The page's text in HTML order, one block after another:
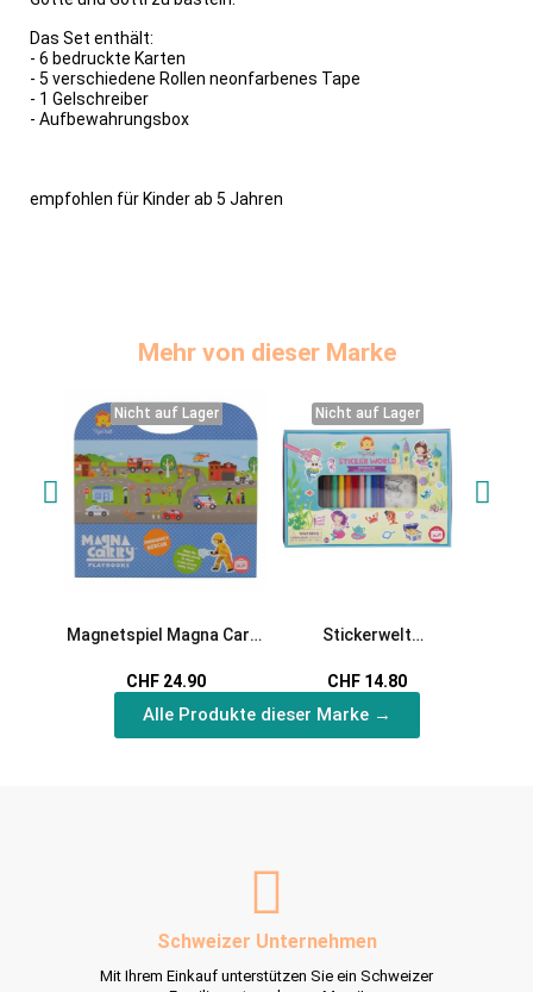
Das Set enthält:
- 6 bedruckte Karten
- 5 verschiedene Rollen neonfarbenes Tape
- 1 Gelschreiber
- Aufbewahrungsbox
empfohlen für Kinder ab 5 Jahren
Mehr von dieser Marke
Nicht auf Lager
Nicht auf Lager
Magnetspiel Magna Carry
Emergency Rescue von
Tiger Tribe
CHF 24.90
Nicht auf Lager
Nicht auf Lager
Stickerwelt
CHF 14.80
Alle Produkte dieser Marke →
Schweizer Unternehmen
Mit Ihrem Einkauf unterstützen Sie ein Schweizer